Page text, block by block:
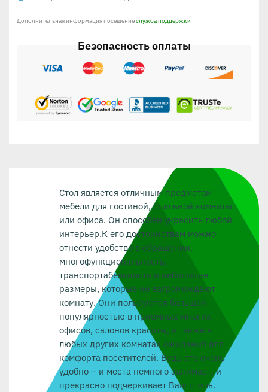
Дополнительная информация посещениеслужба поддержки
Безопасность оплаты
Стол является отличным предметом
мебели для гостиной, спальной комнаты
или офиса. Он способен украсить любой
интерьер.К его достоинствам можно
отнести удобство в обращении,
многофункциональность,
транспортабельность и небольшие
размеры, которые не загромождают
комнату. Они пользуются большой
популярностью в приемных многих
офисов, салонов красоты, а также в
любых других комнатах ожидания для
комфорта посетителей. Ведь это очень
удобно – и места немного занимает, и
прекрасно подчеркивает Ваш стиль.